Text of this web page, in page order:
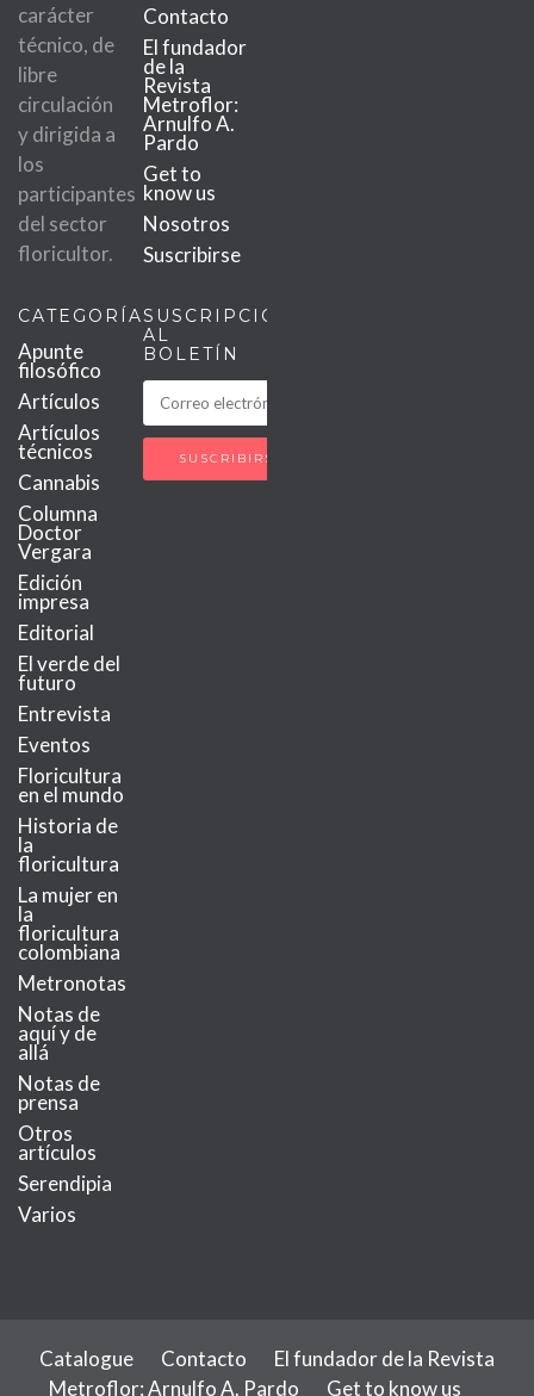
carácter
técnico, de
libre
circulación
y dirigida a
los
participantes
del sector
floricultor.
Contacto
El fundador
de la
Revista
Metroflor:
Arnulfo A.
Pardo
Get to
know us
Nosotros
Suscribirse
CATEGORÍAS
Apunte
filosófico
Artículos
Artículos
técnicos
Cannabis
Columna
Doctor
Vergara
Edición
impresa
Editorial
El verde del
futuro
Entrevista
Eventos
Floricultura
en el mundo
Historia de
la
floricultura
La mujer en
la
floricultura
colombiana
Metronotas
Notas de
aquí y de
allá
Notas de
prensa
Otros
artículos
Serendipia
Varios
SUSCRIPCIÓN
AL
BOLETÍN
Catalogue Contacto
El fundador de la Revista
Metroflor: Arnulfo A. Pardo
Get to know us